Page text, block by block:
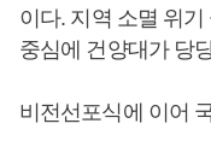
이다. 지역 소멸 위
중심에 건양대가 당
비전선포식에 이어